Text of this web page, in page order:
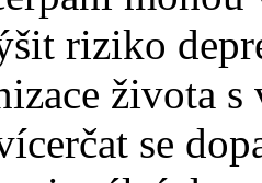
riziko
života
se